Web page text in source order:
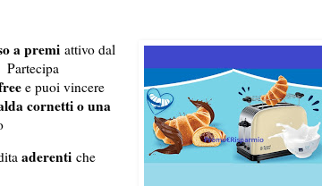
a premiattivo dal
Partecipa
e puoi vincere
cornetti o una
aderentiche